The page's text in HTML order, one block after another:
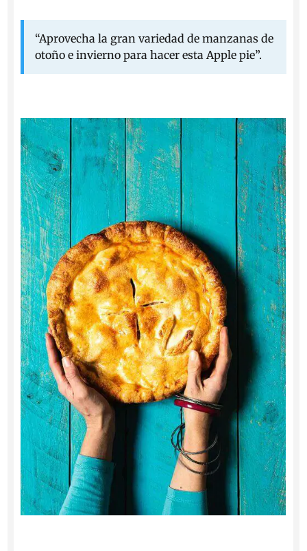
“Aprovecha la gran variedad de manzanas de
otoño e invierno para hacer esta Apple pie”.